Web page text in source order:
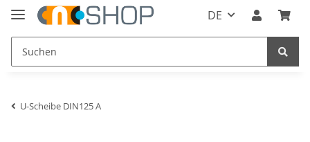
DE
U-Scheibe DIN125 A